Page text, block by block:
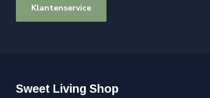
Klantenservice
Sweet Living Shop